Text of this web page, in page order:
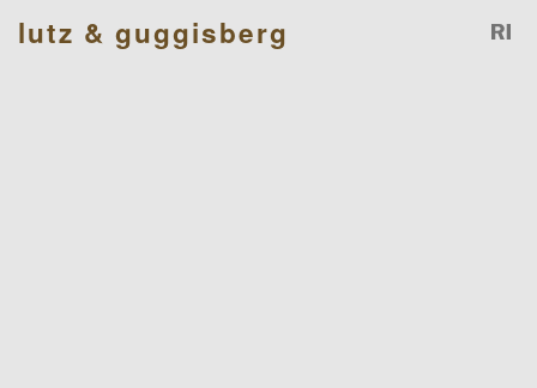
lutz & guggisberg